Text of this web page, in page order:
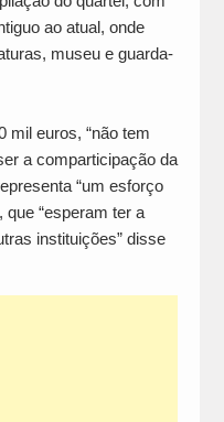
ao atual, onde
museu e guarda-
mil euros, “não tem
a comparticipação da
“um esforço
que “esperam ter a
instituições” disse